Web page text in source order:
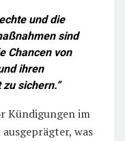
und die
sind
Chancen von
ihren
sichern.“
Kündigungen im
was